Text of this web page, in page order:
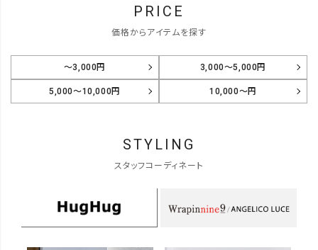
PRICE
価格からアイテムを探す
～3,000円 3,000～5,000円
5,000～10,000円 10,000～円
STYLING
スタッフコーディネート